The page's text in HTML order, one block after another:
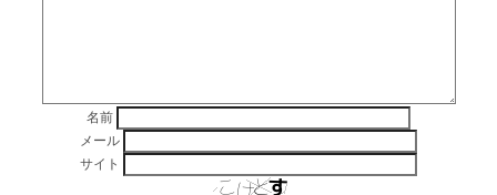
名前
メール
サイト